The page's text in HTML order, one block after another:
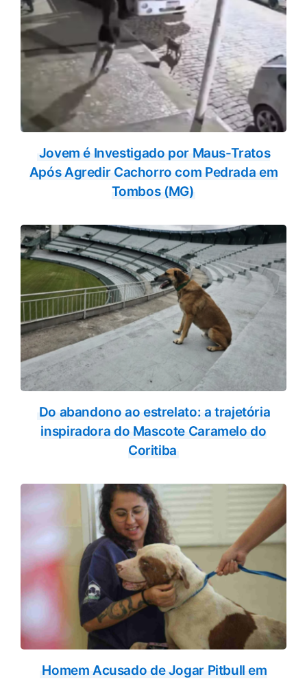
Jovem é Investigado por Maus-Tratos
Após Agredir Cachorro com Pedrada em
Tombos (MG)
Do abandono ao estrelato: a trajetória
inspiradora do Mascote Caramelo do
Coritiba
Homem Acusado de Jogar Pitbull em